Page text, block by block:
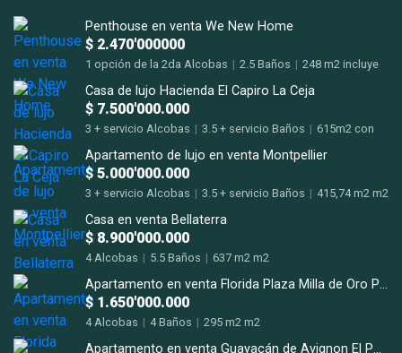
Penthouse en venta We New Home
$ 2.470'000000
1 opción de la 2da Alcobas | 2.5 Baños | 248 m2 incluye
Casa de lujo Hacienda El Capiro La Ceja
$ 7.500'000.000
3 + servicio Alcobas | 3.5 + servicio Baños | 615m2 con
Apartamento de lujo en venta Montpellier
$ 5.000'000.000
3 + servicio Alcobas | 3.5 + servicio Baños | 415,74 m2 m2
Casa en venta Bellaterra
$ 8.900'000.000
4 Alcobas | 5.5 Baños | 637 m2 m2
Apartamento en venta Florida Plaza Milla de Oro Poblado
$ 1.650'000.000
4 Alcobas | 4 Baños | 295 m2 m2
Apartamento en venta Guayacán de Avignon El Poblado San Lucas.